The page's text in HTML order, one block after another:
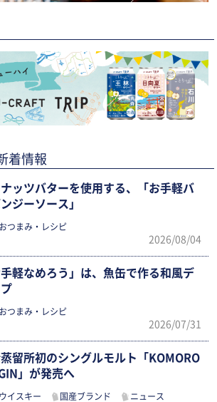
着情報
ナッツバターを使用する、「お手軽バ
ジーソース」
おつまみ・レシピ
2026/08/04
手軽なめろう」は、魚缶で作る和風デ
おつまみ・レシピ
2026/07/31
留所初のシングルモルト「KOMORO
」が発売へ
ウイスキー 国産ブランド ニュース